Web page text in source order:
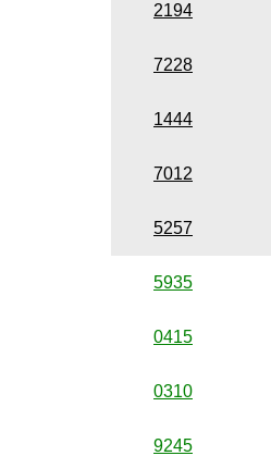
2194
7228
1444
7012
5257
5935
0415
0310
9245